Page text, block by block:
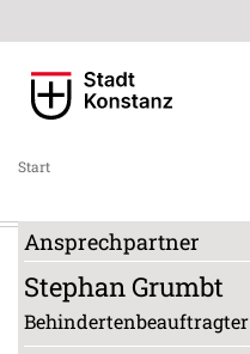
Start
Ansprechpartner
StephanGrumbt
Behindertenbeauftragter